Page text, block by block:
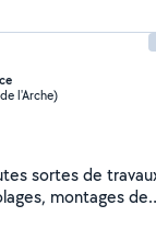
l'Arche)
sortes de
montages de